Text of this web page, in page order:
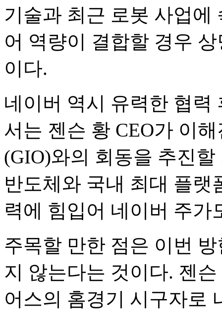
기술과 최근 로봇 사업에
어 역량이 결합할 경우
이다.
네이버 역시 유력한 협력
서는 젠슨 황 CEO가 이
(GIO)와의 회동을 추진
반도체와 국내 최대 플
력에 힘입어 네이버 주가
주목할 만한 점은 이번
지 않는다는 것이다. 젠
어스의 홈경기 시구자로